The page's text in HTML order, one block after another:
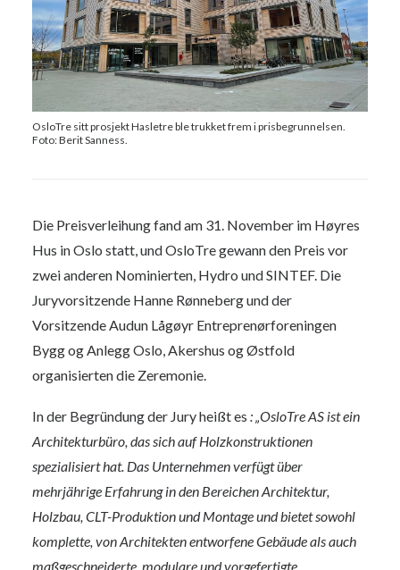
OsloTre sitt prosjekt Hasletre ble trukket frem i prisbegrunnelsen.
Foto: Berit Sanness.
Die Preisverleihung fand am 31. November im Høyres
Hus in Oslo statt, und OsloTre gewann den Preis vor
zwei anderen Nominierten, Hydro und SINTEF. Die
Juryvorsitzende Hanne Rønneberg und der
Vorsitzende Audun Lågøyr Entreprenørforeningen
Bygg og Anlegg Oslo, Akershus og Østfold
organisierten die Zeremonie.
In der Begründung der Jury heißt es : „OsloTre AS ist ein
Architekturbüro, das sich auf Holzkonstruktionen
spezialisiert hat. Das Unternehmen verfügt über
mehrjährige Erfahrung in den Bereichen Architektur,
Holzbau, CLT-Produktion und Montage und bietet sowohl
komplette, von Architekten entworfene Gebäude als auch
maßgeschneiderte, modulare und vorgefertigte